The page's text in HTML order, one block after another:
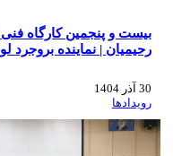
بیست و پنجمین کارگاه
رحیمیان | نماینده بروجرد لوپ
30 آذر 1404
رویدادها